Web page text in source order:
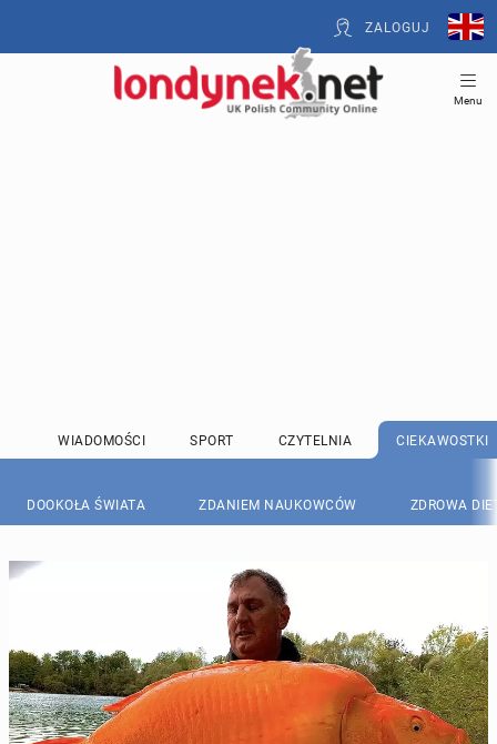
ZALOGUJ
Menu
WIADOMOŚCI SPORT CZYTELNIA CIEKAWOSTKI
DOOKOŁA ŚWIATA ZDANIEM NAUKOWCÓW ZDROWA